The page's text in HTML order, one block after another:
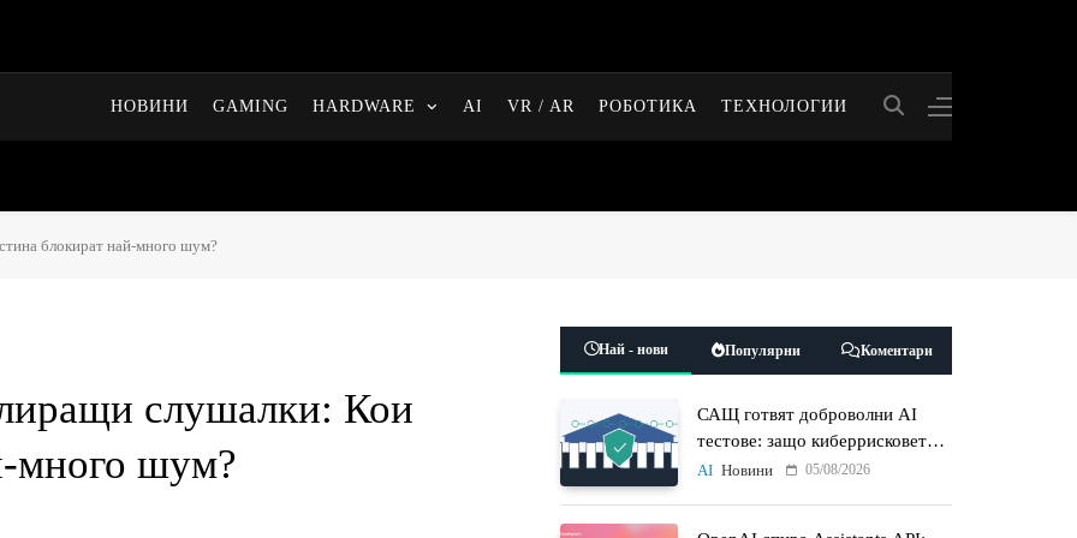
НОВИНИ GAMING HARDWARE AI VR / AR РОБОТИКА ТЕХНОЛОГИИ
блокират най-много шум?
слушалки: Кои
много шум?
Най - нови Популярни Коментари
САЩ готвят доброволни AI
тестове: защо киберрисковете
на моделите стават
AI Новини 05/08/2026